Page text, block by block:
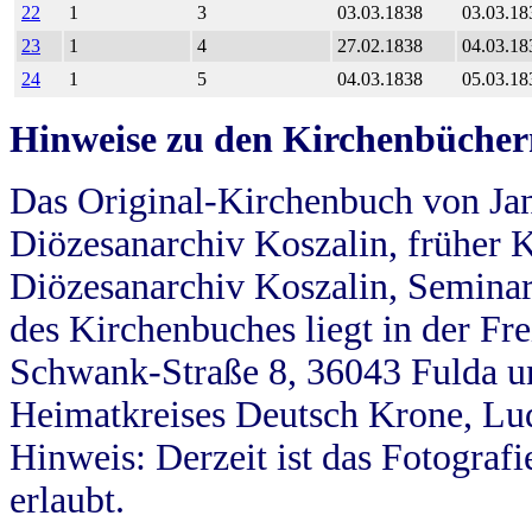
22
1 3 03.03.1838
23
1 4 27.02.1838
24
1 5 04.03.1838
Hinweise zu den
Das Original-Kirchenbuch von
Diözesanarchiv Koszalin, früher
Diözesanarchiv Koszalin,
des Kirchenbuches liegt in der
Schwank-Straße 8, 36043 Fulda
Heimatkreises Deutsch Krone,
Hinweis: Derzeit ist das
erlaubt.